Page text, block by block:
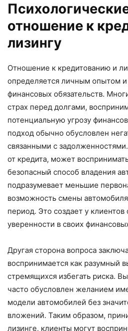
отношение к
лизингу
Отношение к кредитованию и
определяется личным опытом и
финансовых обязательств.
страх перед долгами,
потенциальную угрозу
подход обычно обусловлен
связанными с
от кредита, может
безопасный способ владения
подразумевает меньшие
возможность смены
период. Это создает у
уверенности в своих
Другая сторона вопроса
воспринимается как разумный
стремящихся избегать риска.
часто обусловлен желанием
модели автомобилей без
вложений. Таким образом,
лизинге, клиенты могут